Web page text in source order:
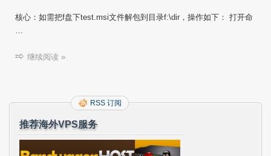
核心：如需把f盘下test.msi文件解包到目录f:\dir，操作如下： 打开命
…
继续阅读 »
RSS 订阅
推荐海外VPS服务